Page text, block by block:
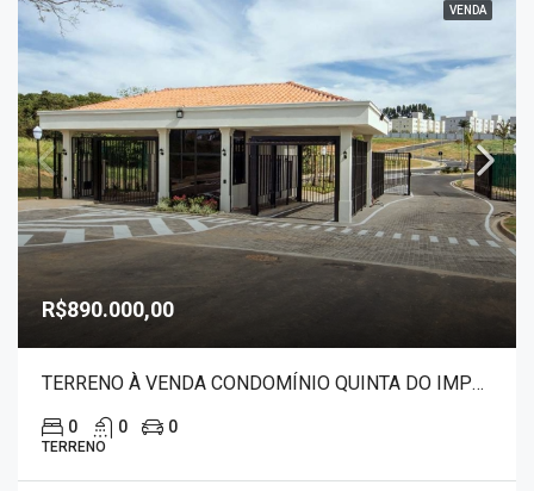
VENDA
R$890.000,00
TERRENO À VENDA CONDOMÍNIO QUINTA DO IMPERADOR 2801
0 0 0
TERRENO